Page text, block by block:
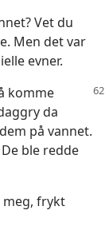
Vet du
Men det var
evner.
komme
da
på vannet.
ble redde
meg, frykt